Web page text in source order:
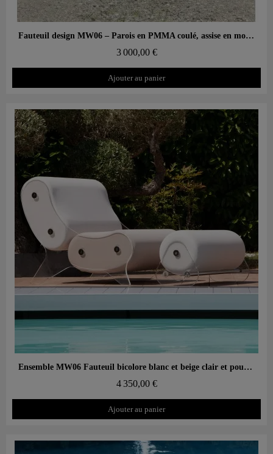
Aperçu rapide Fauteuil design MW06 – Parois en PMMA coulé, assise en mousse alvéolaire
3 000,00 €
Ajouter au panier
Aperçu rapide Ensemble MW06 Fauteuil bicolore blanc et beige clair et pouf design blanc – parois en PMMA coulé, assise en mousse alvéolaire
4 350,00 €
Ajouter au panier